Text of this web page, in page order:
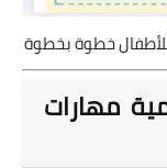
مهارات